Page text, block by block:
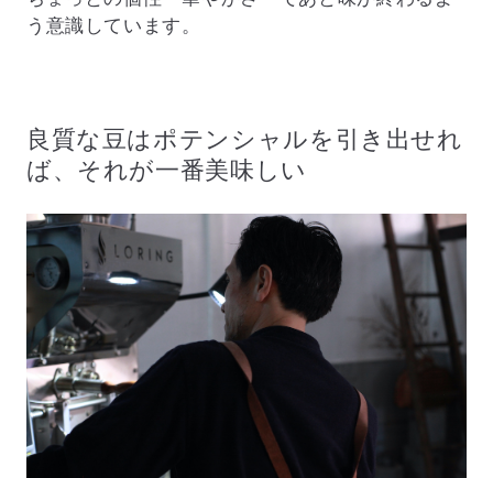
う意識しています。
良質な豆はポテンシャルを引き出せれ
ば、それが一番美味しい